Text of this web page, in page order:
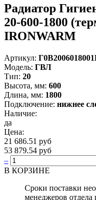
Радиатор
20-600-1800
IRONWARM
Артикул:
Модель: ГВЛ
Тип: 20
Высота, мм: 600
Длина, мм: 1800
Подключение: нижнее
Наличие:
да
Цена:
21 686.51 руб
53 879.54 руб
–
В КОРЗИНЕ
Сроки поставки
менеджеров отдела